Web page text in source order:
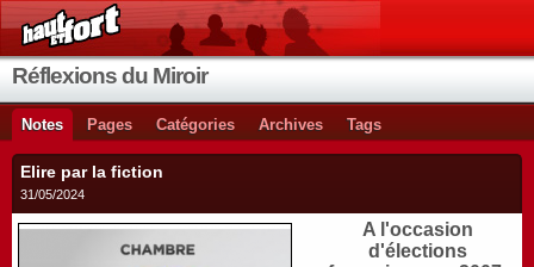
Réflexions du Miroir
Notes Pages Catégories Archives Tags
Elire par la fiction
31/05/2024
A l'occasion
d'élections